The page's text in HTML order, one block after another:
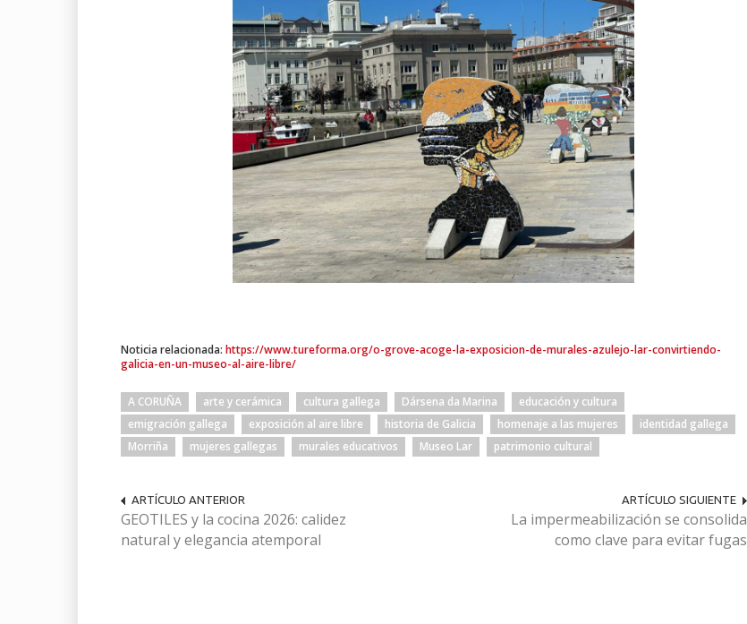
Noticia relacionada: https://www.tureforma.org/o-grove-acoge-la-exposicion-de-murales-azulejo-lar-convirtiendo-
galicia-en-un-museo-al-aire-libre/
A CORUÑA arte y cerámica cultura gallega Dársena da Marina
educación y cultura
emigración gallega
exposición al aire libre historia de Galicia homenaje a las mujeres
identidad gallega
Morriña
mujeres gallegas murales educativos Museo Lar patrimonio cultural
ARTÍCULO ANTERIOR
GEOTILES y la cocina 2026: calidez
natural y elegancia atemporal
ARTÍCULO SIGUIENTE
La impermeabilización se consolida
como clave para evitar fugas